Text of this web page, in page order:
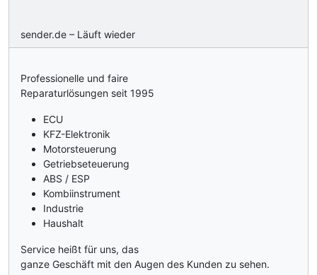
sender.de – Läuft wieder
Professionelle und faire
Reparaturlösungen seit 1995
ECU
KFZ-Elektronik
Motorsteuerung
Getriebseteuerung
ABS / ESP
Kombiinstrument
Industrie
Haushalt
Service heißt für uns, das
ganze Geschäft mit den Augen des Kunden zu sehen.